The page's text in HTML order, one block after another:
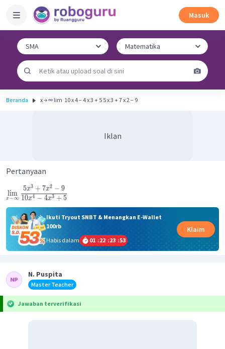
Masuk
Beranda x → ∞ lim ​ 10 x 4 − 4 x 3 + 5 5 x 3 + 7 x 2 − 9 ​
Iklan
Pertanyaan
x→∞
lim
10x4 − 4x3 + 5
5x3 + 7x2 − 9
Ikuti Tryout SNBT & Menangkan E-Wallet
100rb
Habis dalam
01 :22 :23 :52
Klaim
N. Puspita
Master Teacher
Jawaban terverifikasi